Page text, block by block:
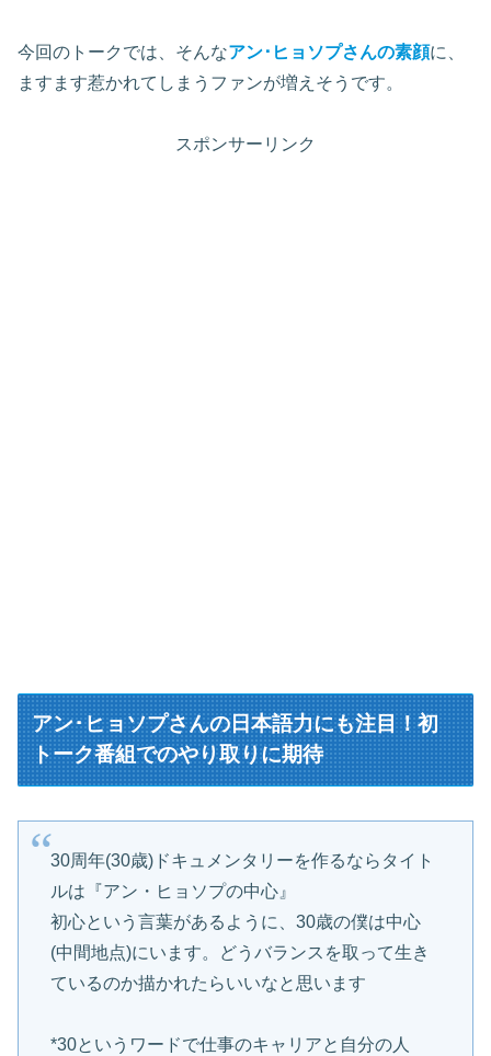
今回のトークでは、そんなアン･ヒョソプさんの素顔に、
ますます惹かれてしまうファンが増えそうです。
スポンサーリンク
アン･ヒョソプさんの日本語力にも注目！初
トーク番組でのやり取りに期待
30周年(30歳)ドキュメンタリーを作るならタイト
ルは『アン・ヒョソプの中心』
初心という言葉があるように、30歳の僕は中心
(中間地点)にいます。どうバランスを取って生き
ているのか描かれたらいいなと思います
*30というワードで仕事のキャリアと自分の人